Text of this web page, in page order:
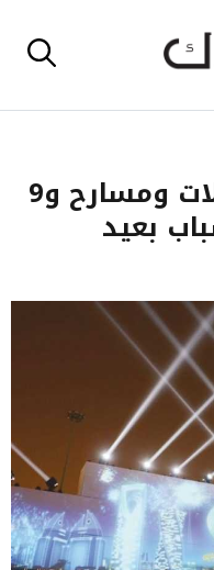
سباق سيارات وبطولات ومسارح و9
بعيد